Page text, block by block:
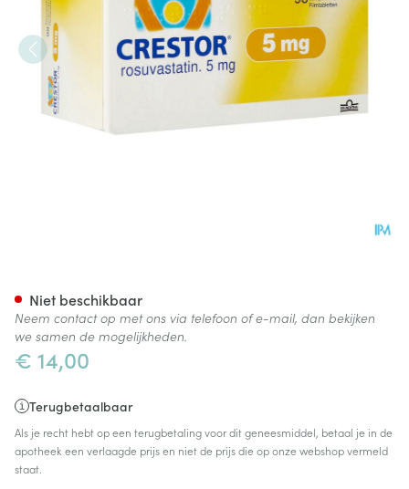
€ 14,00
Terugbetaalbaar
Als je recht hebt op een terugbetaling voor dit geneesmiddel, betaal je in de
apotheek een verlaagde prijs en niet de prijs die op onze webshop vermeld
staat.
Niet beschikbaar
Neem contact op met ons via telefoon of e-mail, dan bekijken
we samen de mogelijkheden.